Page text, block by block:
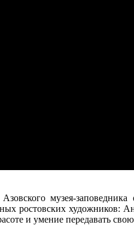
музея-
ростовских
и умение передавать